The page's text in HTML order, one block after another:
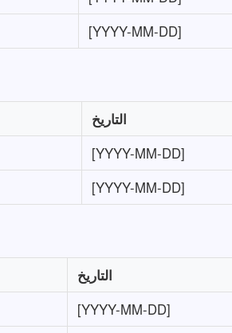
[YYYY-MM-DD]
التاريخ
[YYYY-MM-DD]
[YYYY-MM-DD]
التاريخ
[YYYY-MM-DD]